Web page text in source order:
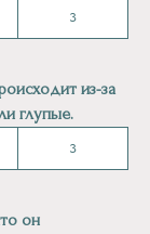
3
из-за
глупые.
3
он